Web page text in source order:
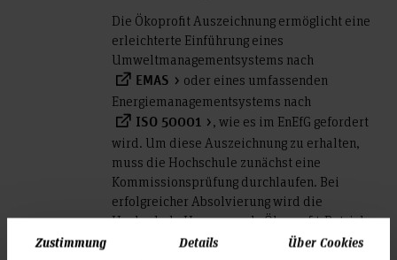
Zustimmung Details Über Cookies
Die Ökoprofit Auszeichnung ermöglicht eine
erleichterte Einführung eines
Umweltmanagementsystems nach
EMAS
oder eines umfassenden
Energiemanagementsystems nach
ISO 50001
, wie es im EnEfG gefordert
wird. Um diese Auszeichnung zu erhalten,
muss die Hochschule zunächst eine
Kommissionsprüfung durchlaufen. Bei
erfolgreicher Absolvierung wird die
Hochschule Hannover als Ökoprofit-Betrieb
2025 ausgezeichnet und bewältigt damit den